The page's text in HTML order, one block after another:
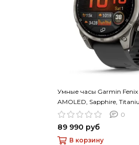
Умные часы Garmin Fenix
AMOLED, Sapphire,
Graphite/Black Silicone0
89 990 руб
В корзину